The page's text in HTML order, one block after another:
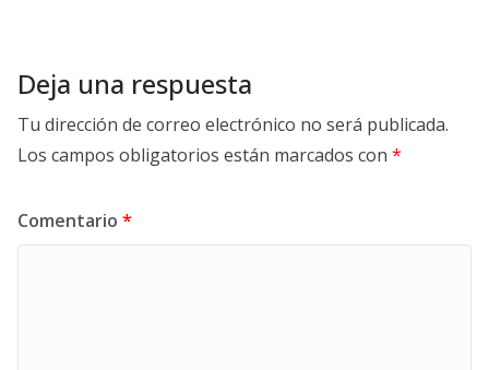
Deja una respuesta
Tu dirección de correo electrónico no será publicada.
Los campos obligatorios están marcados con *
Comentario *